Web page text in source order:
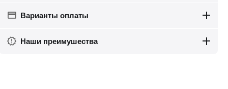
Варианты оплаты
Наши преимушества